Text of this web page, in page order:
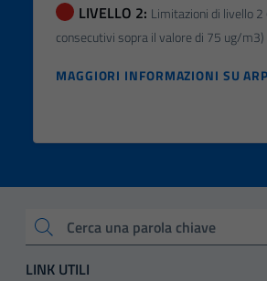
LIVELLO 2: Limitazioni di livello
consecutivi sopra il valore di 75 ug/m3)
MAGGIORI INFORMAZIONI SU
Cerca una parola chiave
LINK UTILI